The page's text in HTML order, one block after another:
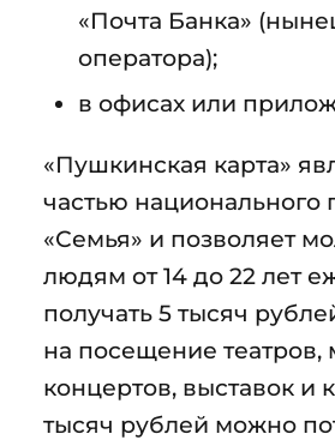
«Почта Банка»
оператора);
в офисах или
«Пушкинская карта»
частью национального
«Семья» и позволяет
людям от 14 до 22 лет
получать 5 тысяч
на посещение театров,
концертов, выставок и
тысяч рублей можно